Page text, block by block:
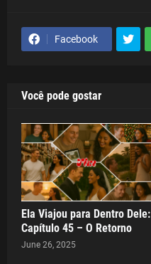
Facebook
Você pode gostar
Ela Viajou para Dentro Dele:
Capítulo 45 – O Retorno
June 26, 2025